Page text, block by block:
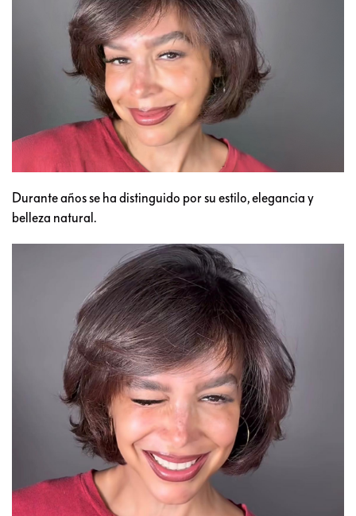
Durante años se ha distinguido por su estilo, elegancia y
belleza natural.